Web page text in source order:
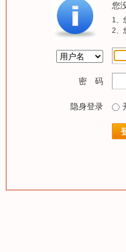
您
1、
2、
密 码
隐身登录